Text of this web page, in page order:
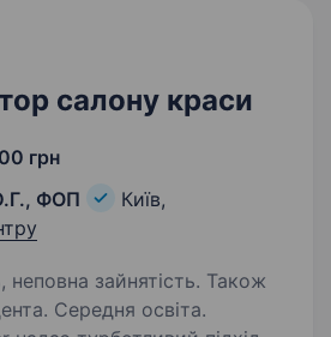
салону краси
грн
ФОП
Київ,
неповна зайнятість. Також
Середня освіта.